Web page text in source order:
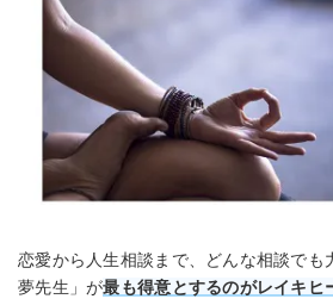
恋愛から人生相談まで、どんな相談でも
夢先生」が最も得意とするのがレイキヒ